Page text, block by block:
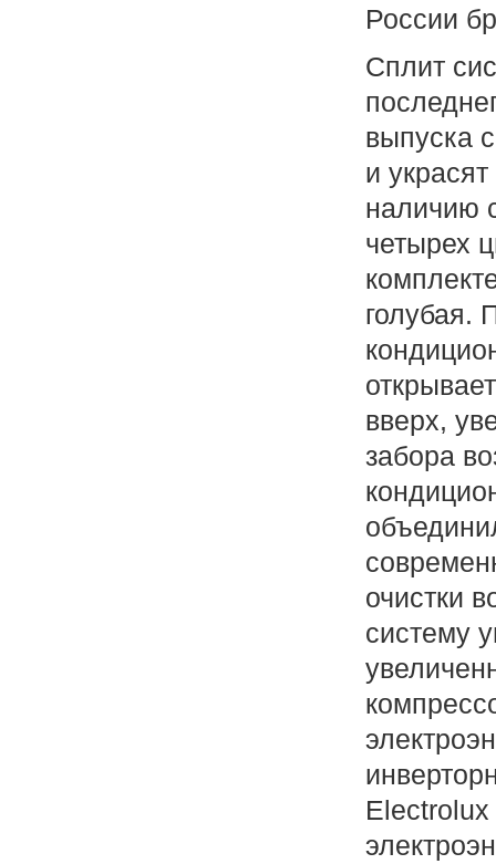
России
Сплит
выпуска
и
наличию
четырех
голубая.
вверх,
забора
очистки
систему
Electrolux